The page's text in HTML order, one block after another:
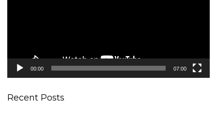
00:00 07:00
Recent Posts